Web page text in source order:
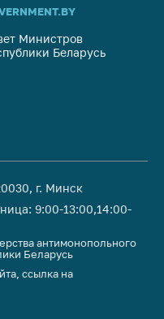
Министров
Беларусь
г. Минск
9:00-13:00,14:00-
антимонопольного
Беларусь
ссылка на